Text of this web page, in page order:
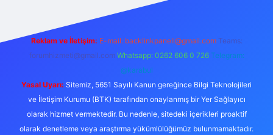
Reklam ve İletişim: E-mail: backlinkpaneli@gmail.com Teams:
forumhizmeti@gmail.com Whatsapp: 0262 606 0 726 Telegram:
@karabul
Yasal Uyarı: Sitemiz, 5651 Sayılı Kanun gereğince Bilgi Teknolojileri
ve İletişim Kurumu (BTK) tarafından onaylanmış bir Yer Sağlayıcı
olarak hizmet vermektedir. Bu nedenle, sitedeki içerikleri proaktif
olarak denetleme veya araştırma yükümlülüğümüz bulunmamaktadır.